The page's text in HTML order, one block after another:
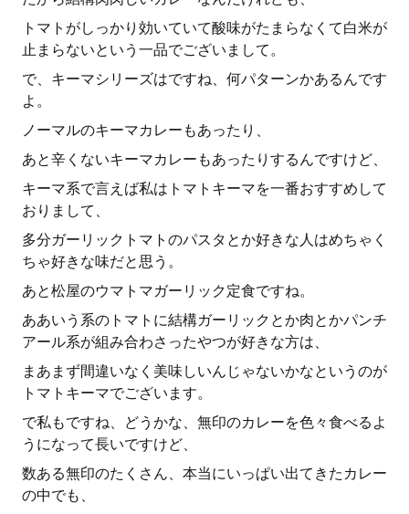
トマトがしっかり効いていて酸味がたまらなくて白米が
止まらないという一品でございまして。
で、キーマシリーズはですね、何パターンかあるんです
よ。
ノーマルのキーマカレーもあったり、
あと辛くないキーマカレーもあったりするんですけど、
キーマ系で言えば私はトマトキーマを一番おすすめして
おりまして、
多分ガーリックトマトのパスタとか好きな人はめちゃく
ちゃ好きな味だと思う。
あと松屋のウマトマガーリック定食ですね。
ああいう系のトマトに結構ガーリックとか肉とかパンチ
アール系が組み合わさったやつが好きな方は、
まあまず間違いなく美味しいんじゃないかなというのが
トマトキーマでございます。
で私もですね、どうかな、無印のカレーを色々食べるよ
うになって長いですけど、
数ある無印のたくさん、本当にいっぱい出てきたカレー
の中でも、